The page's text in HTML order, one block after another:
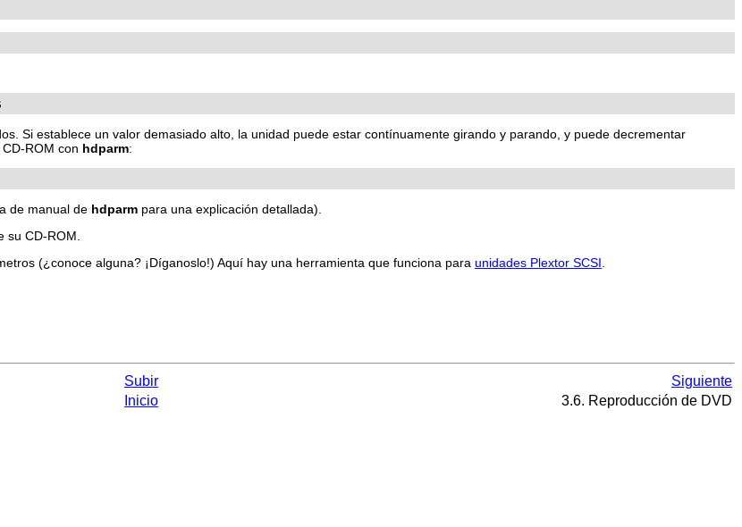
Si establece un valor demasiado alto, la unidad puede estar contínuamente girando y parando, y puede decrementar
ROM con hdparm:
de manual de hdparm para una explicación detallada).
su CD-ROM.
(¿conoce alguna? ¡Díganoslo!) Aquí hay una herramienta que funciona para unidades Plextor SCSI
Subir
Siguiente
Inicio 3.6. Reproducción de DVD